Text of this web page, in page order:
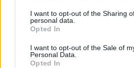
not limited to your visit or usage
grant or deny consent to Google and
use your data for below specified
consent section.
I want to opt-out of the Sharing
personal data.
Opted In
I want to opt-out of the Sale of
Personal Data.
Opted In
είναι: Αρχική/Εργασία και
και Παροχές/Πάροχοι επιταγών
Οι πάροχοι συμμετέχουν στο